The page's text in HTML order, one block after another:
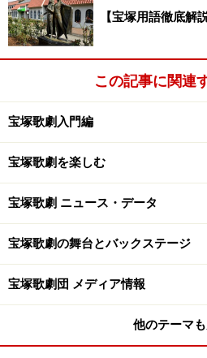
【宝塚用語徹底解
この記事に関連
宝塚歌劇入門編
宝塚歌劇を楽しむ
宝塚歌劇 ニュース・データ
宝塚歌劇の舞台とバックステージ
宝塚歌劇団 メディア情報
他のテーマ